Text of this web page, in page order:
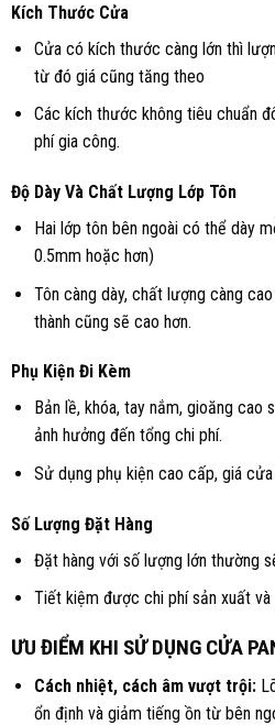
Kích Thước Cửa
Cửa có kích thước càng lớn thì
từ đó giá cũng tăng theo
Các kích thước không tiêu chuẩn
phí gia công.
Độ Dày Và Chất Lượng Lớp Tôn
Hai lớp tôn bên ngoài có thể dày
0.5mm hoặc hơn)
Tôn càng dày, chất lượng càng
thành cũng sẽ cao hơn.
Phụ Kiện Đi Kèm
Bản lề, khóa, tay nắm, gioăng
ảnh hưởng đến tổng chi phí.
Sử dụng phụ kiện cao cấp, giá
Số Lượng Đặt Hàng
Đặt hàng với số lượng lớn thường
Tiết kiệm được chi phí sản xuất và
ƯU ĐIỂM KHI SỬ DỤNG CỬA
Cách nhiệt, cách âm vượt trội:
ổn định và giảm tiếng ồn từ bên